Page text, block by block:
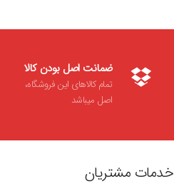
ضمانت اصل بودن کالا
تمام کالاهای این فروشگاه،
اصل میباشد
خدمات مشتریان